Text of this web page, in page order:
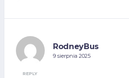
RodneyBus
9 sierpnia 2025
REPLY